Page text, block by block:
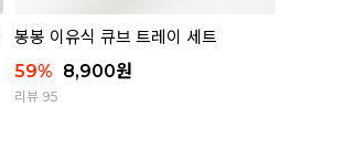
봉봉 이유식 큐브 트레이 세트
59% 8,900원
리뷰 95